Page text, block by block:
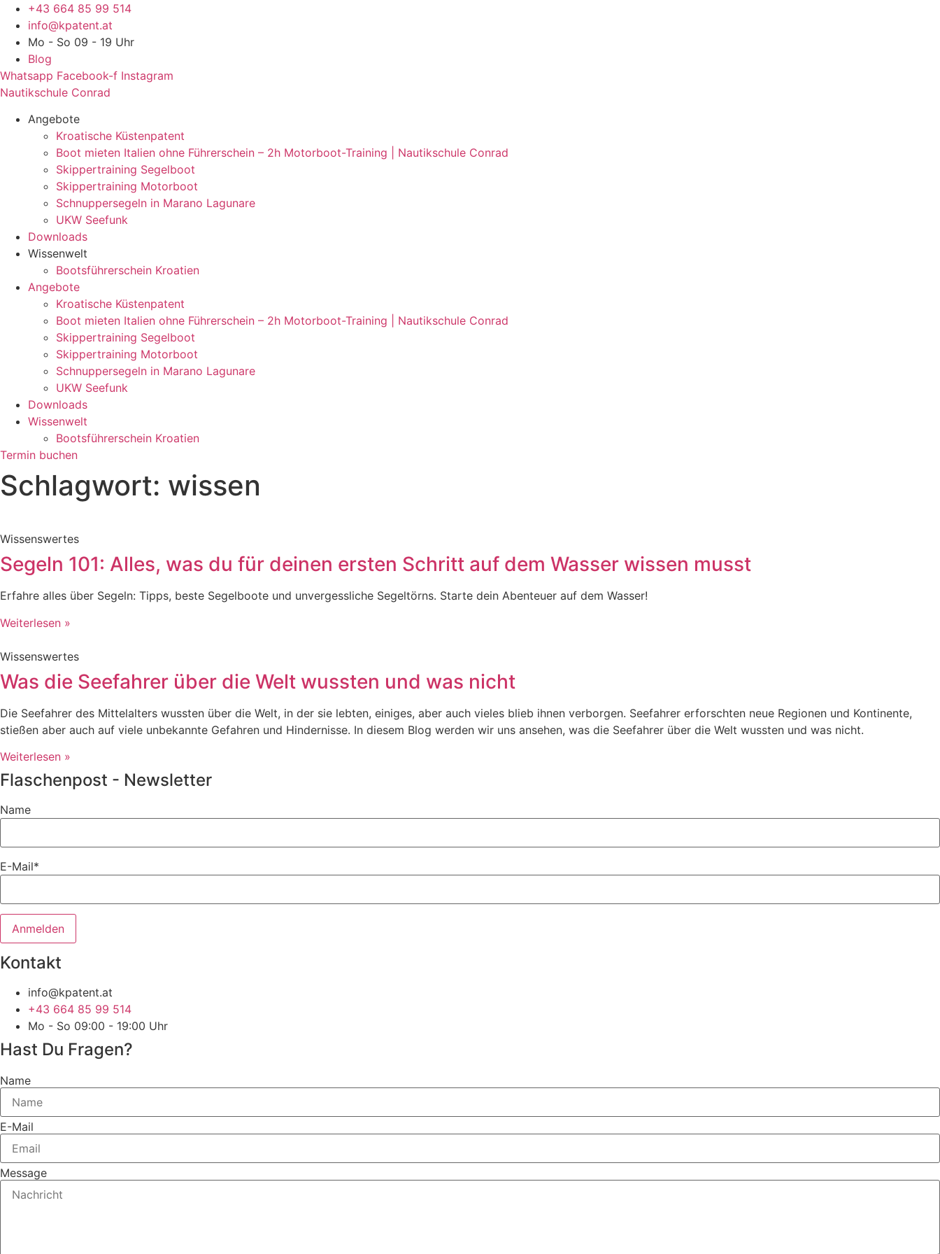
Zum
Inhalt
springen
+43 664 85 99 514
info@kpatent.at
Mo - So 09 - 19 Uhr
Blog
Whatsapp Facebook-f Instagram
Nautikschule Conrad
Angebote
Kroatische Küstenpatent
Boot mieten Italien ohne Führerschein – 2h Motorboot-Training | Nautikschule Conrad
Skippertraining Segelboot
Skippertraining Motorboot
Schnuppersegeln in Marano Lagunare
UKW Seefunk
Downloads
Wissenwelt
Bootsführerschein Kroatien
Angebote
Kroatische Küstenpatent
Boot mieten Italien ohne Führerschein – 2h Motorboot-Training | Nautikschule Conrad
Skippertraining Segelboot
Skippertraining Motorboot
Schnuppersegeln in Marano Lagunare
UKW Seefunk
Downloads
Wissenwelt
Bootsführerschein Kroatien
Termin buchen
Schlagwort: wissen
Wissenswertes
Segeln 101: Alles, was du für deinen ersten Schritt auf dem Wasser wissen musst
Erfahre alles über Segeln: Tipps, beste Segelboote und unvergessliche Segeltörns. Starte dein Abenteuer auf dem Wasser!
Weiterlesen »
Wissenswertes
Was die Seefahrer über die Welt wussten und was nicht
Die Seefahrer des Mittelalters wussten über die Welt, in der sie lebten, einiges, aber auch vieles blieb ihnen verborgen. Seefahrer erforschten neue Regionen und Kontinente,
stießen aber auch auf viele unbekannte Gefahren und Hindernisse. In diesem Blog werden wir uns ansehen, was die Seefahrer über die Welt wussten und was nicht.
Weiterlesen »
Flaschenpost - Newsletter
Name
E-Mail*
Kontakt
info@kpatent.at
+43 664 85 99 514
Mo - So 09:00 - 19:00 Uhr
Hast Du Fragen?
Name
E-Mail
Message